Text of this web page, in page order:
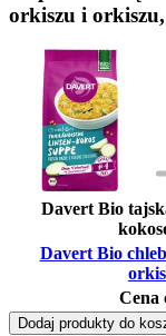
orkiszu i
Davert Bio
Davert Bio
Cena
Dodaj produkty do